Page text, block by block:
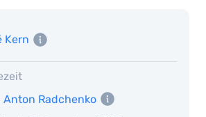
Kern
Anton Radchenko